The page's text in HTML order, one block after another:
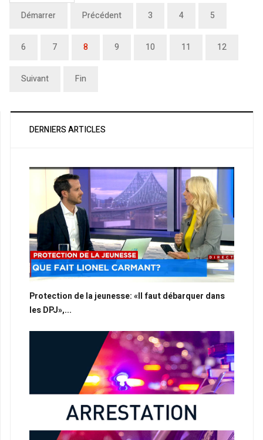
Démarrer Précédent 3 4 5
6 7 8 9 10 11 12
Suivant Fin
DERNIERS ARTICLES
Protection de la jeunesse: «Il faut débarquer dans
les DPJ»,...